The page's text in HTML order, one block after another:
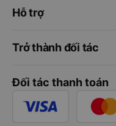
Hỗ trợ
Trở thành đối tác
Đối tác thanh toán